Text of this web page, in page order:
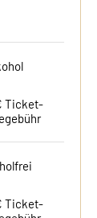
Ticket-
Ticket-